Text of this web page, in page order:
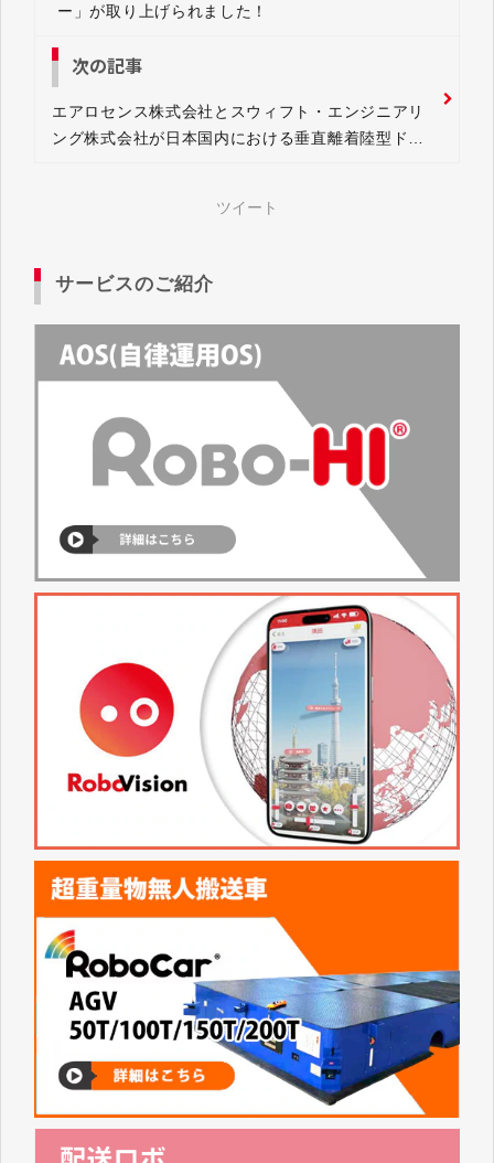
ー」が取り上げられました！
次の記事
エアロセンス株式会社とスウィフト・エンジニアリ
ング株式会社が日本国内における垂直離着陸型ドロ
ツイート
サービスのご紹介